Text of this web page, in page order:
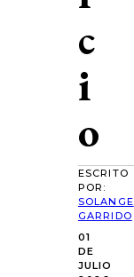
c
i
o
ESCRITO
POR:
SOLANGE
GARRIDO
01
DE
JULIO